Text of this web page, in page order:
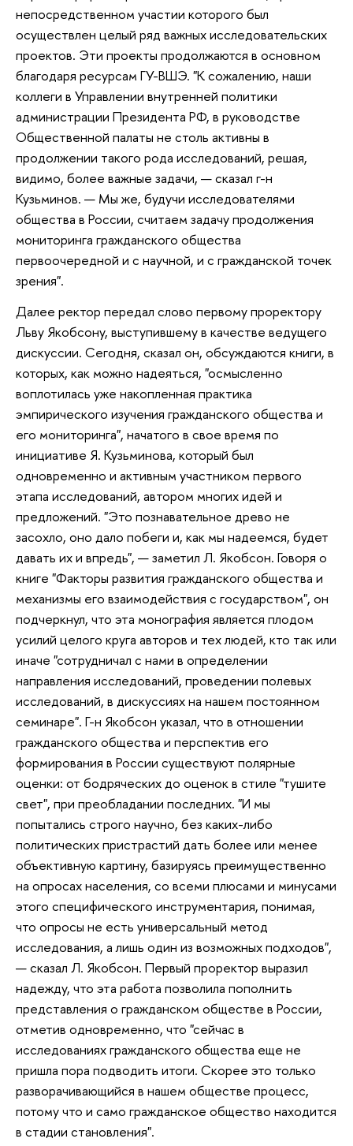
непосредственном участии которого был
осуществлен целый ряд важных исследовательских
проектов. Эти проекты продолжаются в основном
благодаря ресурсам ГУ-ВШЭ. "К сожалению, наши
коллеги в Управлении внутренней политики
администрации Президента РФ, в руководстве
Общественной палаты не столь активны в
продолжении такого рода исследований, решая,
видимо, более важные задачи, — сказал г-н
Кузьминов. — Мы же, будучи исследователями
общества в России, считаем задачу продолжения
мониторинга гражданского общества
первоочередной и с научной, и с гражданской точек
зрения".
Далее ректор передал слово первому проректору
Льву Якобсону, выступившему в качестве ведущего
дискуссии. Сегодня, сказал он, обсуждаются книги, в
которых, как можно надеяться, "осмысленно
воплотилась уже накопленная практика
эмпирического изучения гражданского общества и
его мониторинга", начатого в свое время по
инициативе Я. Кузьминова, который был
одновременно и активным участником первого
этапа исследований, автором многих идей и
предложений. "Это познавательное древо не
засохло, оно дало побеги и, как мы надеемся, будет
давать их и впредь", — заметил Л. Якобсон. Говоря о
книге "Факторы развития гражданского общества и
механизмы его взаимодействия с государством", он
подчеркнул, что эта монография является плодом
усилий целого круга авторов и тех людей, кто так или
иначе "сотрудничал с нами в определении
направления исследований, проведении полевых
исследований, в дискуссиях на нашем постоянном
семинаре". Г-н Якобсон указал, что в отношении
гражданского общества и перспектив его
формирования в России существуют полярные
оценки: от бодряческих до оценок в стиле "тушите
свет", при преобладании последних. "И мы
попытались строго научно, без каких-либо
политических пристрастий дать более или менее
объективную картину, базируясь преимущественно
на опросах населения, со всеми плюсами и минусами
этого специфического инструментария, понимая,
что опросы не есть универсальный метод
исследования, а лишь один из возможных подходов",
— сказал Л. Якобсон. Первый проректор выразил
надежду, что эта работа позволила пополнить
представления о гражданском обществе в России,
отметив одновременно, что "сейчас в
исследованиях гражданского общества еще не
пришла пора подводить итоги. Скорее это только
разворачивающийся в нашем обществе процесс,
потому что и само гражданское общество находится
в стадии становления".